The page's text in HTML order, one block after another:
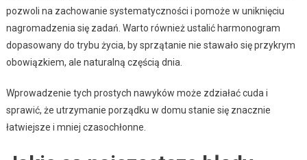
pozwoli na zachowanie systematyczności i pomoże w uniknięciu
nagromadzenia się zadań. Warto również ustalić harmonogram
dopasowany do trybu życia, by sprzątanie nie stawało się przykrym
obowiązkiem, ale naturalną częścią dnia.
Wprowadzenie tych prostych nawyków może zdziałać cuda i
sprawić, że utrzymanie porządku w domu stanie się znacznie
łatwiejsze i mniej czasochłonne.